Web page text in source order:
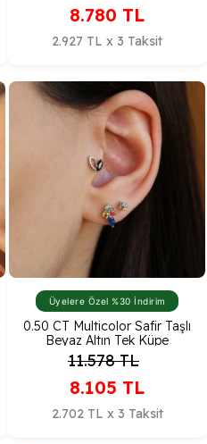
8.780 TL
2.927 TL x 3 Taksit
Üyelere Özel %30 İndirim
0.50 CT Multicolor Safir Taşlı
Beyaz Altın Tek Küpe
11.578TL
8.105 TL
2.702 TL x 3 Taksit